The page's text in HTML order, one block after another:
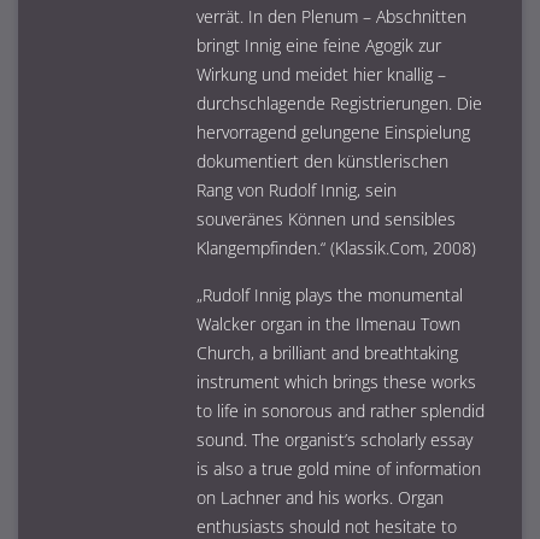
verrät. In den Plenum – Abschnitten
bringt Innig eine feine Agogik zur
Wirkung und meidet hier knallig –
durchschlagende Registrierungen. Die
hervorragend gelungene Einspielung
dokumentiert den künstlerischen
Rang von Rudolf Innig, sein
souveränes Können und sensibles
Klangempfinden.“ (Klassik.Com, 2008)
„Rudolf Innig plays the monumental
Walcker organ in the Ilmenau Town
Church, a brilliant and breathtaking
instrument which brings these works
to life in sonorous and rather splendid
sound. The organist’s scholarly essay
is also a true gold mine of information
on Lachner and his works. Organ
enthusiasts should not hesitate to